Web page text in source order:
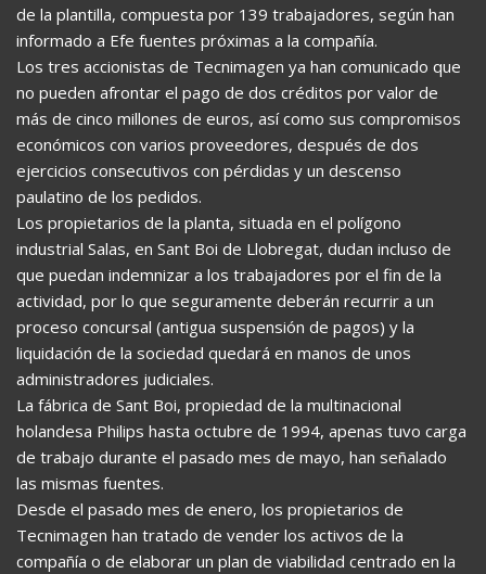
de la plantilla, compuesta por 139 trabajadores, según han
informado a Efe fuentes próximas a la compañía.
Los tres accionistas de Tecnimagen ya han comunicado que
no pueden afrontar el pago de dos créditos por valor de
más de cinco millones de euros, así como sus compromisos
económicos con varios proveedores, después de dos
ejercicios consecutivos con pérdidas y un descenso
paulatino de los pedidos.
Los propietarios de la planta, situada en el polígono
industrial Salas, en Sant Boi de Llobregat, dudan incluso de
que puedan indemnizar a los trabajadores por el fin de la
actividad, por lo que seguramente deberán recurrir a un
proceso concursal (antigua suspensión de pagos) y la
liquidación de la sociedad quedará en manos de unos
administradores judiciales.
La fábrica de Sant Boi, propiedad de la multinacional
holandesa Philips hasta octubre de 1994, apenas tuvo carga
de trabajo durante el pasado mes de mayo, han señalado
las mismas fuentes.
Desde el pasado mes de enero, los propietarios de
Tecnimagen han tratado de vender los activos de la
compañía o de elaborar un plan de viabilidad centrado en la